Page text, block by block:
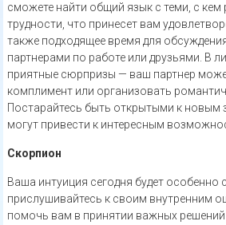
сможете найти общий язык с теми, с кем
трудности, что принесет вам
также подходящее время для
партнерами по работе или друзьями. В
приятные сюрпризы — ваш партнер
комплимент или организовать
Постарайтесь быть открытыми к новым
могут привести к интересным
Скорпион
Ваша интуиция сегодня будет особенно
прислушивайтесь к своим внутренним
помочь вам в принятии важных решений